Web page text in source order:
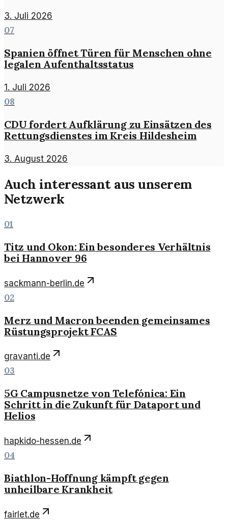
3. Juli 2026
07
Spanien öffnet Türen für Menschen ohne
legalen Aufenthaltsstatus
1. Juli 2026
08
CDU fordert Aufklärung zu Einsätzen des
Rettungsdienstes im Kreis Hildesheim
3. August 2026
Auch interessant aus unserem
Netzwerk
01
Titz und Okon: Ein besonderes Verhältnis
bei Hannover 96
sackmann-berlin.de
02
Merz und Macron beenden gemeinsames
Rüstungsprojekt FCAS
gravanti.de
03
5G Campusnetze von Telefónica: Ein
Schritt in die Zukunft für Dataport und
Helios
hapkido-hessen.de
04
Biathlon-Hoffnung kämpft gegen
unheilbare Krankheit
fairlet.de